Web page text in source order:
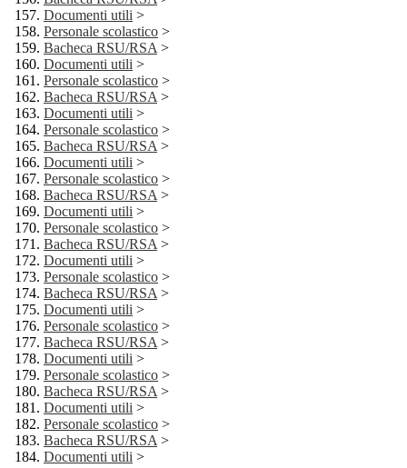
Documenti utili >
Personale scolastico >
Bacheca RSU/RSA >
Documenti utili >
Personale scolastico >
Bacheca RSU/RSA >
Documenti utili >
Personale scolastico >
Bacheca RSU/RSA >
Documenti utili >
Personale scolastico >
Bacheca RSU/RSA >
Documenti utili >
Personale scolastico >
Bacheca RSU/RSA >
Documenti utili >
Personale scolastico >
Bacheca RSU/RSA >
Documenti utili >
Personale scolastico >
Bacheca RSU/RSA >
Documenti utili >
Personale scolastico >
Bacheca RSU/RSA >
Documenti utili >
Personale scolastico >
Bacheca RSU/RSA >
Documenti utili >